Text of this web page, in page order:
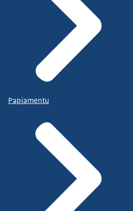
Papiamentu